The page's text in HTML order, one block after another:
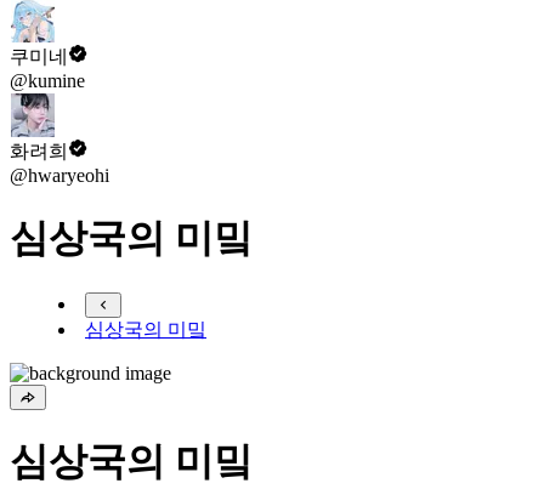
쿠미네
@kumine
화려희
@hwaryeohi
심상국의 미밐
심상국의 미밐
심상국의 미밐